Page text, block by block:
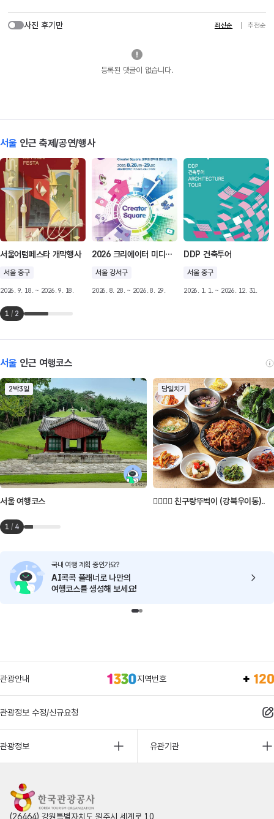
사진 후기만 최신순 추천순
등록된 댓글이 없습니다.
서울 인근 축제/공연/행사
서울어텀페스타 개막행사
서울 중구
2026. 9. 18. ~ 2026. 9. 18.
2026 크리에이터 미디어 대전
서울 강서구
2026. 8. 28. ~ 2026. 8. 29.
DDP 건축투어
서울 중구
2026. 1. 1. ~ 2026. 12. 31.
1 / 2
서울 인근 여행코스
2박3일
서울 여행코스
당일치기
👩‍❤️‍💋‍👩 친구랑뚜벅이 (강북우이동)..
1 / 4
국내 여행 계획 중인가요?
AI콕콕 플래너로 나만의
여행코스를 생성해 보세요!
관광안내 지역번호
관광정보 수정/신규요청
관광정보 유관기관
(26464) 강원특별자치도 원주시 세계로 10